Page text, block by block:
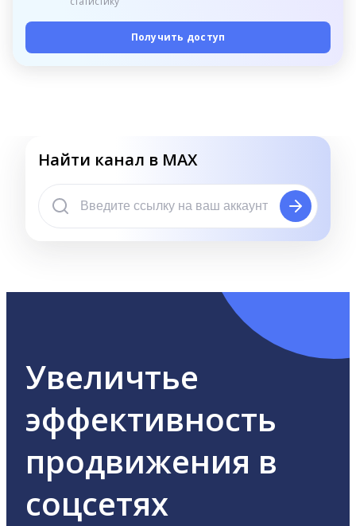
Получить доступ
Найти канал в MAX
Увеличтье
эффективность
продвижения в
соцсетях